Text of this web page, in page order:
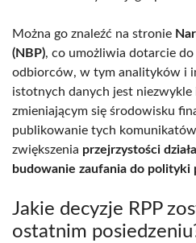
Można go znaleźć na stronie
(NBP), co umożliwia dotarcie do
odbiorców, w tym analityków i
istotnych danych jest
zmieniającym się środowisku
publikowanie tych
zwiększenia przejrzystości
budowanie zaufania do polityki
Jakie decyzje RPP
ostatnim